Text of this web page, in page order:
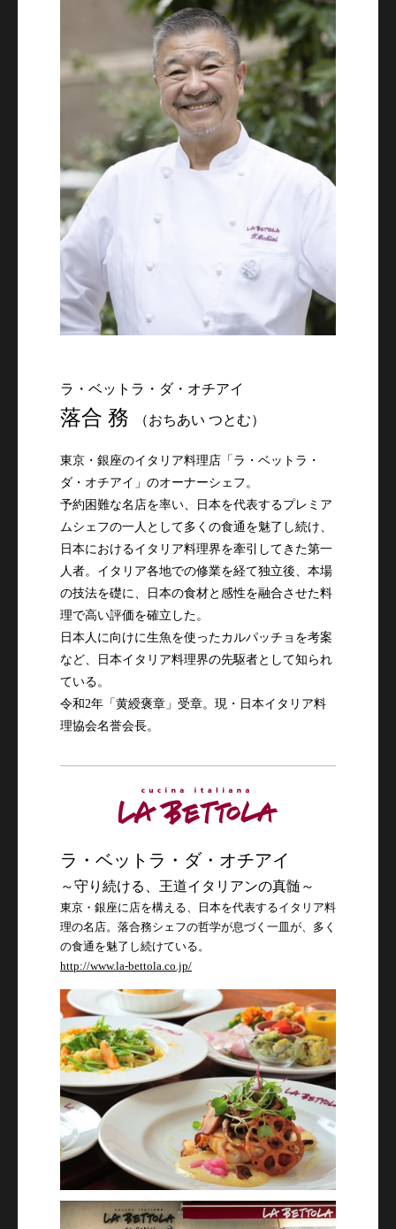
ラ・ベットラ・ダ・オチアイ
落合 務 （おちあい つとむ）
東京・銀座のイタリア料理店「ラ・ベットラ・
ダ・オチアイ」のオーナーシェフ。
予約困難な名店を率い、日本を代表するプレミア
ムシェフの一人として多くの食通を魅了し続け、
日本におけるイタリア料理界を牽引してきた第一
人者。イタリア各地での修業を経て独立後、本場
の技法を礎に、日本の食材と感性を融合させた料
理で高い評価を確立した。
日本人に向けに生魚を使ったカルパッチョを考案
など、日本イタリア料理界の先駆者として知られ
ている。
令和2年「黄綬褒章」受章。現・日本イタリア料
理協会名誉会長。
ラ・ベットラ・ダ・オチアイ
～守り続ける、王道イタリアンの真髄～
東京・銀座に店を構える、日本を代表するイタリア料
理の名店。落合務シェフの哲学が息づく一皿が、多く
の食通を魅了し続けている。
http://www.la-bettola.co.jp/